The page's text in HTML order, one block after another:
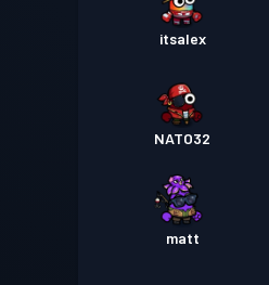
プレミアムバトル
Season 2
プレミアムバトル
Season 1
itsalex
NATO32
matt